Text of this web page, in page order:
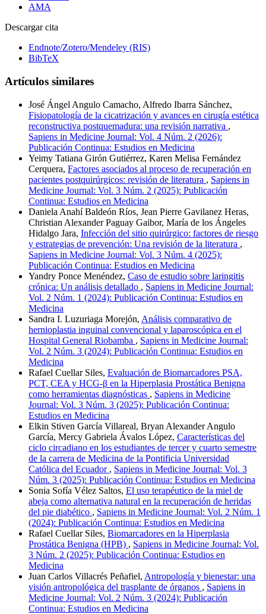
AMA
Descargar cita
Endnote/Zotero/Mendeley (RIS)
BibTeX
Artículos similares
José Ángel Angulo Camacho, Alfredo Ibarra Sánchez,
Fisiopatología de la cicatrización y avances en cirugía estética
reconstructiva postquemadura: una revisión narrativa ,
Sapiens in Medicine Journal: Vol. 4 Núm. 2 (2026):
Publicación Continua: Estudios en Medicina
Yeimy Tatiana Girón Gutiérrez, Karen Melisa Fernández
Cerquera, Factores asociados al proceso de recuperación en
pacientes postquirúrgicos: revisión de literatura , Sapiens in
Medicine Journal: Vol. 3 Núm. 2 (2025): Publicación
Continua: Estudios en Medicina
Daniela Anahí Baldeón Ríos, Jean Pierre Gavilanez Heras,
Christian Alexander Paguay Gaibor, María de los Ángeles
Hidalgo Jara, Infección del sitio quirúrgico: factores de riesgo
y estrategias de prevención: Una revisión de la literatura ,
Sapiens in Medicine Journal: Vol. 3 Núm. 4 (2025):
Publicación Continua: Estudios en Medicina
Yandry Ponce Menéndez, Caso de estudio sobre laringitis
crónica: Un análisis detallado , Sapiens in Medicine Journal:
Vol. 2 Núm. 1 (2024): Publicación Continua: Estudios en
Medicina
Sandra I. Luzuriaga Morejón, Análisis comparativo de
hernioplastia inguinal convencional y laparoscópica en el
Hospital General Riobamba , Sapiens in Medicine Journal:
Vol. 2 Núm. 3 (2024): Publicación Continua: Estudios en
Medicina
Rafael Cuellar Siles, Evaluación de Biomarcadores PSA,
PCT, CEA y HCG-β en la Hiperplasia Prostática Benigna
como herramientas diagnósticas , Sapiens in Medicine
Journal: Vol. 3 Núm. 3 (2025): Publicación Continua:
Estudios en Medicina
Elkin Stiven García Villareal, Bryan Alexander Angulo
García, Mercy Gabriela Ávalos López, Características del
ciclo circadiano en los estudiantes de tercer y cuarto semestre
de la carrera de Medicina de la Pontificia Universidad
Católica del Ecuador , Sapiens in Medicine Journal: Vol. 3
Núm. 3 (2025): Publicación Continua: Estudios en Medicina
Sonia Sofía Vélez Saltos, El uso terapéutico de la miel de
abeja como alternativa natural en la recuperación de heridas
del pie diabético , Sapiens in Medicine Journal: Vol. 2 Núm. 1
(2024): Publicación Continua: Estudios en Medicina
Rafael Cuellar Siles, Biomarcadores en la Hiperplasia
Prostática Benigna (HPB) , Sapiens in Medicine Journal: Vol.
3 Núm. 2 (2025): Publicación Continua: Estudios en
Medicina
Juan Carlos Villacrés Peñafiel, Antropología y bienestar: una
visión antropológica del trasplante de órganos , Sapiens in
Medicine Journal: Vol. 2 Núm. 3 (2024): Publicación
Continua: Estudios en Medicina